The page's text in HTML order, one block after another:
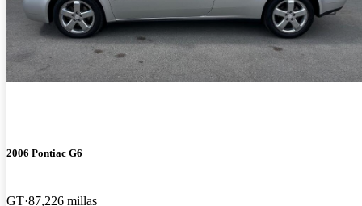
2006 Pontiac G6
GT 87,226 millas